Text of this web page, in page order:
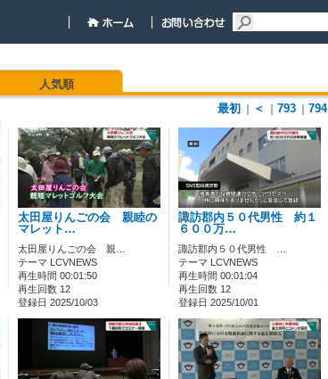
人気順
最初
＜ 793 794
太田屋りんごの会 親睦の
マレット…
太田屋りんごの会 親…
テーマ LCVNEWS
再生時間 00:01:50
再生回数 12
登録日 2025/10/03
諏訪郡内５０代男性 約１
６００万…
諏訪郡内５０代男性 …
テーマ LCVNEWS
再生時間 00:01:04
再生回数 12
登録日 2025/10/01